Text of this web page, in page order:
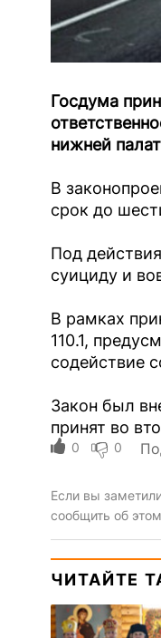
Госдума
нижней
В
срок до
Под
суициду и
В рамках
110.1,
содействие
Закон был
принят во
0 0
Если вы
сообщить об
ЧИТАЙТЕ